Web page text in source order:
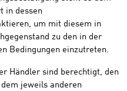
in dessen
um mit diesem in
zu den in der
Bedingungen einzutreten.
Händler sind berechtigt, den
jeweils anderen